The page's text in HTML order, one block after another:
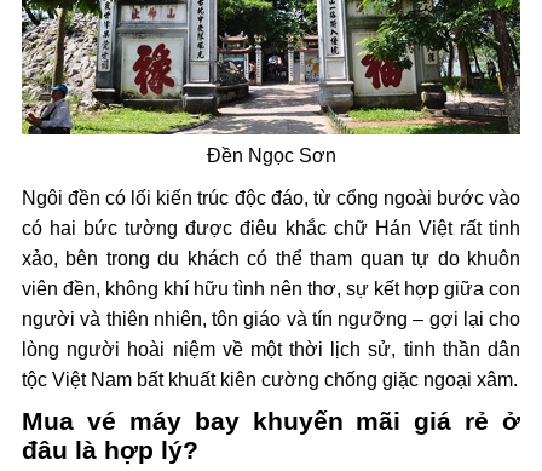
Đền Ngọc Sơn
Ngôi đền có lối kiến trúc độc đáo, từ cổng ngoài bước vào
có hai bức tường được điêu khắc chữ Hán Việt rất tinh
xảo, bên trong du khách có thể tham quan tự do khuôn
viên đền, không khí hữu tình nên thơ, sự kết hợp giữa con
người và thiên nhiên, tôn giáo và tín ngưỡng – gợi lại cho
lòng người hoài niệm về một thời lịch sử, tinh thần dân
tộc Việt Nam bất khuất kiên cường chống giặc ngoại xâm.
Mua vé máy bay khuyến mãi giá rẻ ở
đâu là hợp lý?